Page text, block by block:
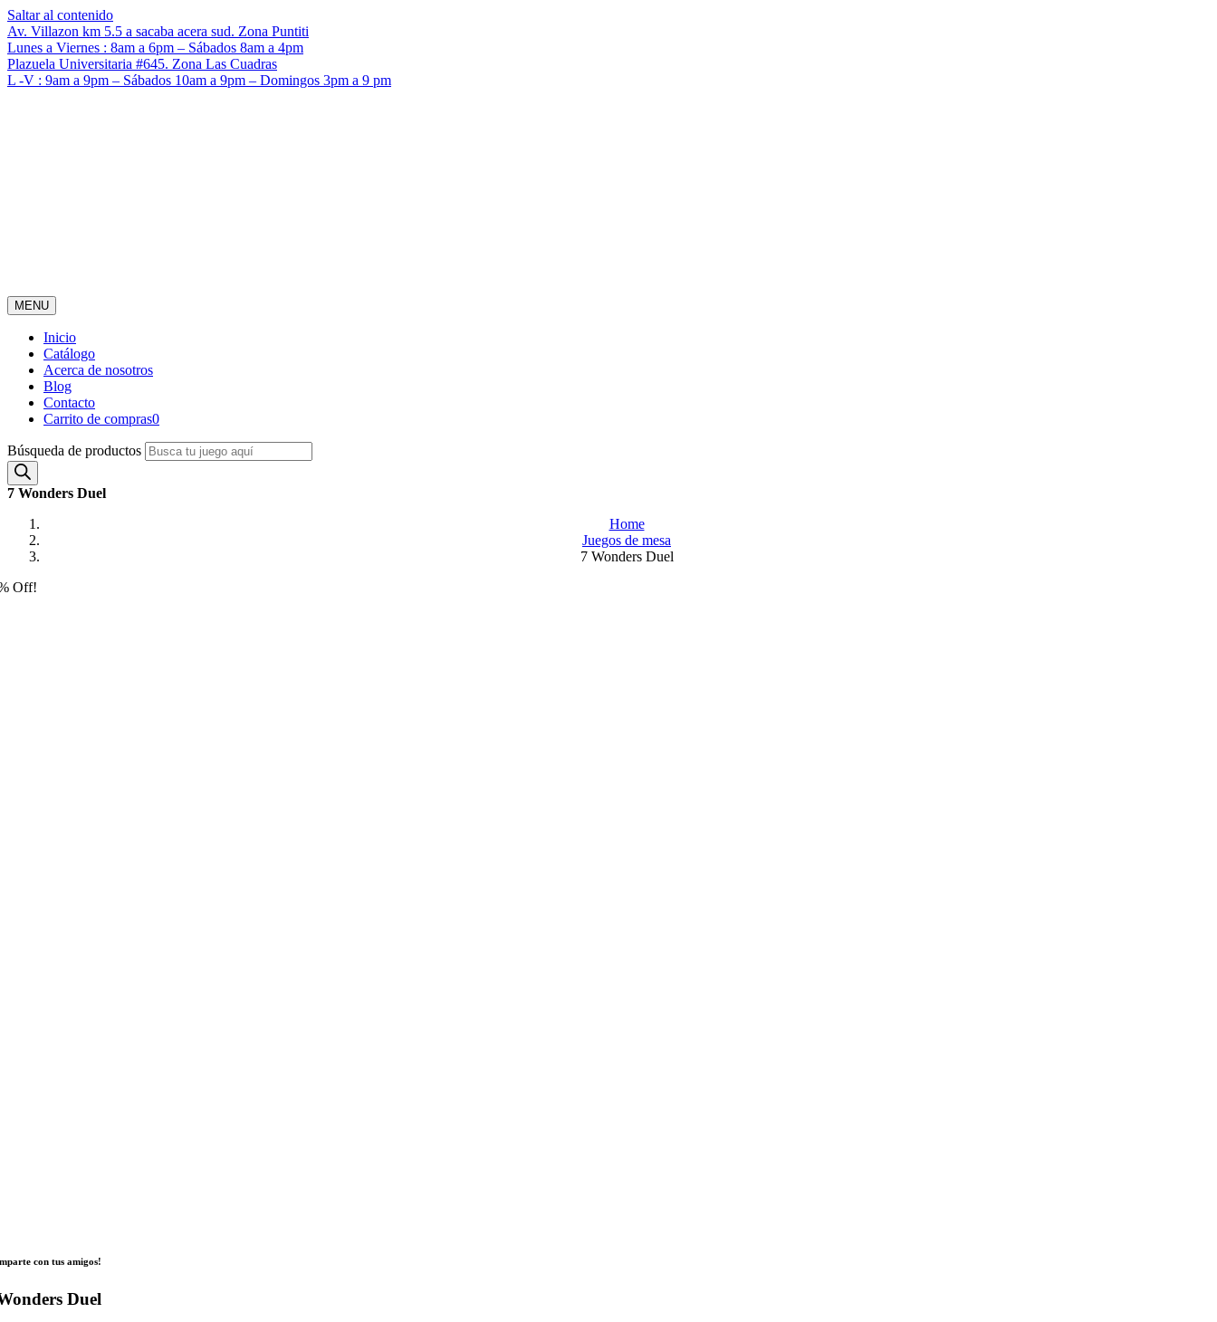
Saltar al contenido
Av. Villazon km 5.5 a sacaba acera sud. Zona Puntiti
Lunes a Viernes : 8am a 6pm – Sábados 8am a 4pm
Plazuela Universitaria #645. Zona Las Cuadras
L -V : 9am a 9pm – Sábados 10am a 9pm – Domingos 3pm a 9 pm
MENU
Inicio
Catálogo
Acerca de nosotros
Blog
Contacto
Carrito de compras0
Búsqueda de productos
7 Wonders Duel
Home
Juegos de mesa
7 Wonders Duel
Off!
con tus amigos!
Duel